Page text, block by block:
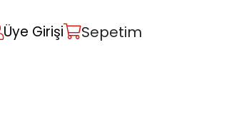
Üye Girişi Sepetim